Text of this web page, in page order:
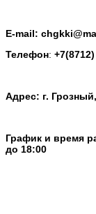
E-mail:
Телефон:
Адрес: г.
График и время
до 18:00